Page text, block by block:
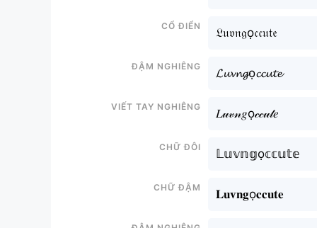
Cổ điển
𝔏𝔲𝔳𝔫𝔤ọ𝔠𝔠𝔲𝔱𝔢
Đậm nghiêng
𝓛𝓾𝓿𝓷𝓰ọ𝓬𝓬𝓾𝓽𝓮
Viết tay nghiêng
𝐿𝓊𝓋𝓃𝑔ọ𝒸𝒸𝓊𝓉𝑒
Chữ đôi
𝕃𝕦𝕧𝕟𝕘ọ𝕔𝕔𝕦𝕥𝕖
Chữ đậm
𝐋𝐮𝐯𝐧𝐠ọ𝐜𝐜𝐮𝐭𝐞